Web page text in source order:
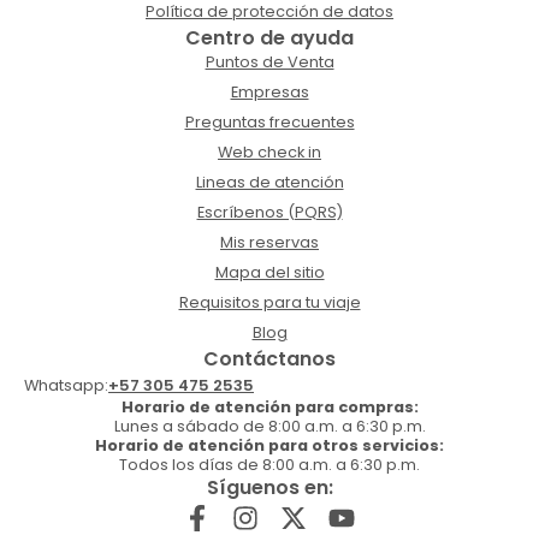
Política de protección de datos
Centro de ayuda
Puntos de Venta
Empresas
Preguntas frecuentes
Web check in
Lineas de atención
Escríbenos (PQRS)
Mis reservas
Mapa del sitio
Requisitos para tu viaje
Blog
Contáctanos
Whatsapp:+57 305 475 2535
Horario de atención para compras:
Lunes a sábado de 8:00 a.m. a 6:30 p.m.
Horario de atención para otros servicios:
Todos los días de 8:00 a.m. a 6:30 p.m.
Síguenos en: